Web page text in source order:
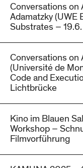
Conversations on
Adamatzky (UWE
Substrates –
Conversations on
(Université de
Code and
Lichtbrücke
Kino im Blauen
Workshop –
Filmvorführung